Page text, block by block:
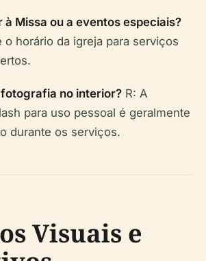
à Missa ou a eventos especiais?
o horário da igreja para serviços
fotografia no interior? R: A
para uso pessoal é geralmente
durante os serviços.
Visuais e